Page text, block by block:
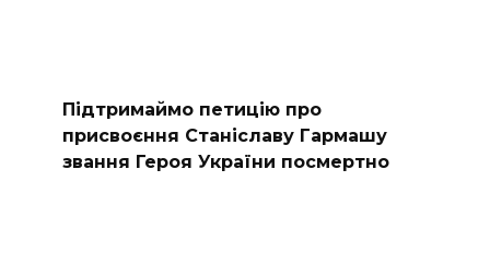
Підтримаймо петицію про
присвоєння Станіславу Гармашу
звання Героя України посмертно